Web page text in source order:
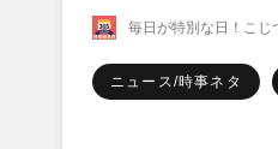
毎日が特別な日！こじ
ニュース/時事ネタ